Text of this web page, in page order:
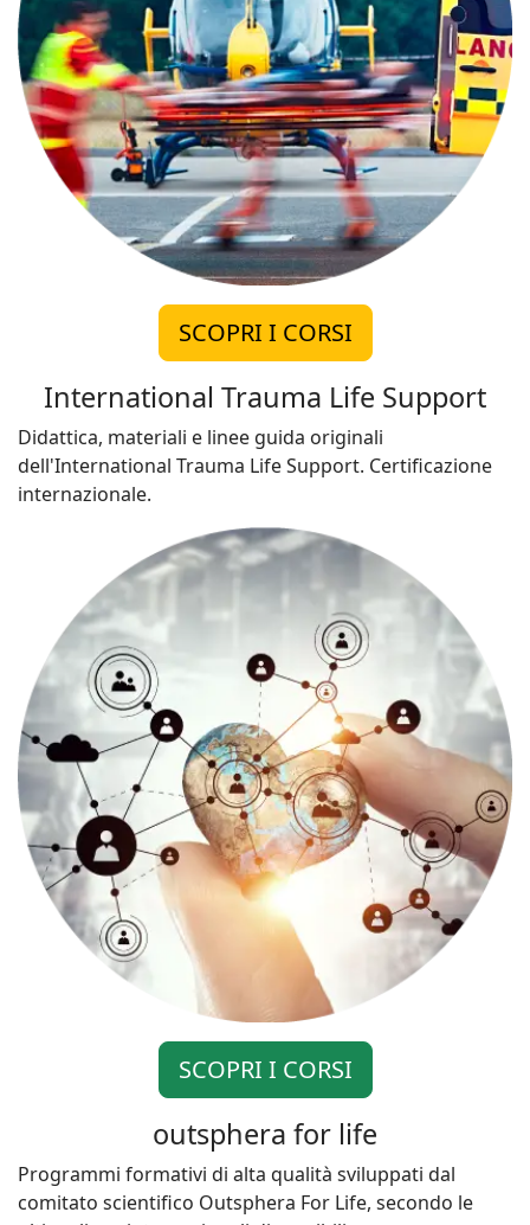
SCOPRI I CORSI
International Trauma Life Support
Didattica, materiali e linee guida originali
dell'International Trauma Life Support. Certificazione
internazionale.
SCOPRI I CORSI
outsphera for life
Programmi formativi di alta qualità sviluppati dal
comitato scientifico Outsphera For Life, secondo le